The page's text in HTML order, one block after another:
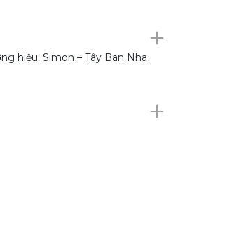
hiệu: Simon – Tây Ban Nha